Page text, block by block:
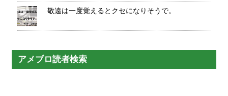
敬遠は一度覚えるとクセになりそうで。
アメブロ読者検索